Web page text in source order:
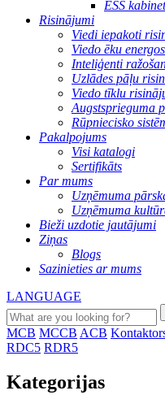
ESS
Risinājumi
Viedi iepakoti
Viedo ēku
Inteliģenti
Uzlādes pāļu
Viedo tīklu
Augstsprieguma
Rūpniecisko
Pakalpojums
Visi katalogi
Sertifikāts
Par mums
Uzņēmuma
Uzņēmuma
Bieži uzdotie jautājumi
Ziņas
Blogs
Sazinieties ar mums
LANGUAGE
MCB MCCB ACB
RDC5 RDR5
Kategorijas